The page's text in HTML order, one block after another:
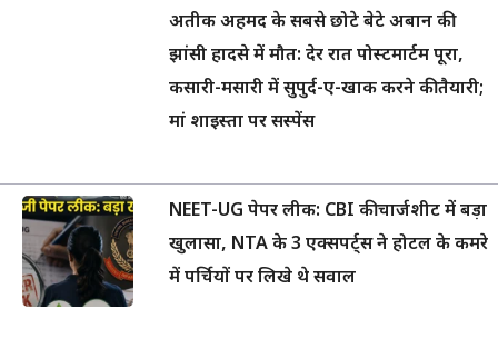
अतीक अहमद के सबसे छोटे बेटे अबान की
झांसी हादसे में मौत: देर रात पोस्टमार्टम पूरा,
कसारी-मसारी में सुपुर्द-ए-खाक करने की तैयारी;
मां शाइस्ता पर सस्पेंस
NEET-UG पेपर लीक: CBI की चार्जशीट में बड़ा
खुलासा, NTA के 3 एक्सपर्ट्स ने होटल के कमरे
में पर्चियों पर लिखे थे सवाल